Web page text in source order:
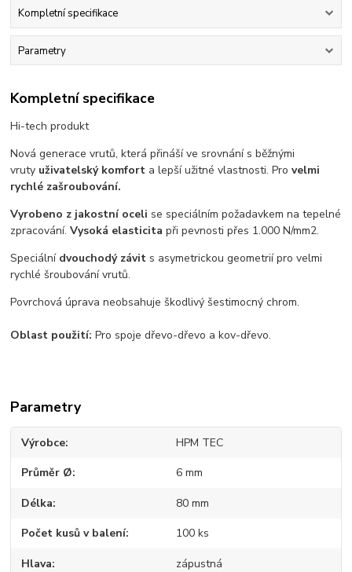
Kompletní specifikace
Parametry
Kompletní specifikace
Hi-tech produkt
Nová generace vrutů, která přináší ve srovnání s běžnými
vruty uživatelský komfort a lepší užitné vlastnosti. Provelmi
rychlé zašroubování.
Vyrobeno z jakostní oceli se speciálním požadavkem na tepelné
zpracování.Vysoká elasticita při pevnosti přes 1.000 N/mm2.
Speciální dvouchodý závit s asymetrickou geometrií pro velmi
rychlé šroubování vrutů.
Povrchová úprava neobsahuje škodlivý šestimocný chrom.
Oblast použití: Pro spoje dřevo-dřevo a kov-dřevo.
Parametry
Výrobce HPM TEC
Průměr Ø 6 mm
Délka 80 mm
Počet kusů v balení 100 ks
Hlava zápustná